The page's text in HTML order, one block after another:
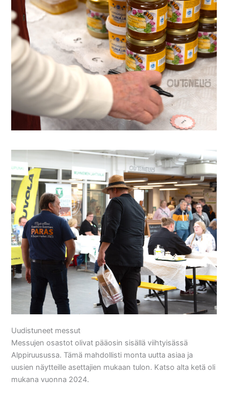
Uudistuneet messut
Messujen osastot olivat pääosin sisällä viihtyisässä
Alppiruusussa. Tämä mahdollisti monta uutta asiaa ja
uusien näytteille asettajien mukaan tulon. Katso alta ketä oli
mukana vuonna 2024.